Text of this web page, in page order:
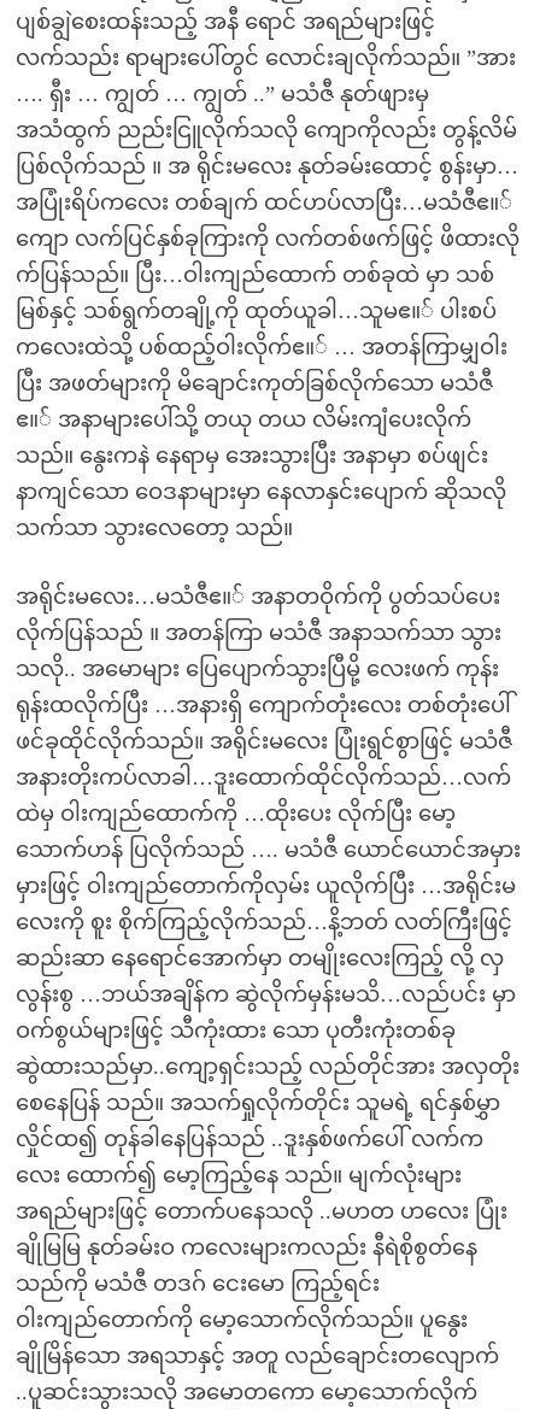
ပျစ်ချွဲစေးထန်းသည့် အနီ ရောင် အရည်များဖြင့်
လက်သည်း ရာများပေါ်တွင် လောင်းချလိုက်သည်။ ”အား
…. ရှီး … ကျွတ် … ကျွတ် ..” မသံဇီ နုတ်ဖျားမှ
အသံထွက် ညည်းငြူလိုက်သလို ကျောကိုလည်း တွန့်လိမ်
ပြစ်လိုက်သည် ။ အ ရိုင်းမလေး နုတ်ခမ်းထောင့် စွန်းမှာ…
အပြုံးရိပ်ကလေး တစ်ချက် ထင်ဟပ်လာပြီး…မသံဇီဧ။်
ကျော လက်ပြင်နှစ်ခုကြားကို လက်တစ်ဖက်ဖြင့် ဖိထားလို
က်ပြန်သည်။ ပြီး…ဝါးကျည်ထောက် တစ်ခုထဲ မှာ သစ်
မြစ်နှင့် သစ်ရွက်တချို့ကို ထုတ်ယူခါ…သူမဧ။် ပါးစပ်
ကလေးထဲသို့ ပစ်ထည့်ဝါးလိုက်ဧ။် … အတန်ကြာမျှဝါး
ပြီး အဖတ်များကို မိချောင်းကုတ်ခြစ်လိုက်သော မသံဇီ
ဧ။် အနာများပေါ်သို့ တယု တယ လိမ်းကျံပေးလိုက်
သည်။ နွေးကနဲ နေရာမှ အေးသွားပြီး အနာမှာ စပ်ဖျင်း
နာကျင်သော ဝေဒနာများမှာ နေလာနှင်းပျောက် ဆိုသလို
သက်သာ သွားလေတော့ သည်။
အရိုင်းမလေး…မသံဇီဧ။် အနာတဝိုက်ကို ပွတ်သပ်ပေး
လိုက်ပြန်သည် ။ အတန်ကြာ မသံဇီ အနာသက်သာ သွား
သလို.. အမောများ ပြေပျောက်သွားပြီမို့ လေးဖက် ကုန်း
ရုန်းထလိုက်ပြီး …အနားရှိ ကျောက်တုံးလေး တစ်တုံးပေါ်
ဖင်ခုထိုင်လိုက်သည်။ အရိုင်းမလေး ပြုံးရွင်စွာဖြင့် မသံဇီ
အနားတိုးကပ်လာခါ…ဒူးထောက်ထိုင်လိုက်သည်…လက်
ထဲမှ ဝါးကျည်ထောက်ကို …ထိုးပေး လိုက်ပြီး မော့
သောက်ဟန် ပြလိုက်သည် …. မသံဇီ ယောင်ယောင်အမှား
မှားဖြင့် ဝါးကျည်တောက်ကိုလှမ်း ယူလိုက်ပြီး …အရိုင်းမ
လေးကို စူး စိုက်ကြည့်လိုက်သည်…နိ့ဘတ် လတ်ကြီးဖြင့်
ဆည်းဆာ နေရောင်အောက်မှာ တမျိုးလေးကြည့် လို့ လှ
လွန်းစွ …ဘယ်အချိန်က ဆွဲလိုက်မှန်းမသိ…လည်ပင်း မှာ
ဝက်စွယ်များဖြင့် သီကုံးထား သော ပုတီးကုံးတစ်ခု
ဆွဲထားသည်မှာ..ကျော့ရှင်းသည့် လည်တိုင်အား အလှတိုး
စေနေပြန် သည်။ အသက်ရှုလိုက်တိုင်း သူမရဲ့ ရင်နှစ်မွှာ
လှိုင်ထ၍ တုန်ခါနေပြန်သည် ..ဒူးနှစ်ဖက်ပေါ် လက်က
လေး ထောက်၍ မော့ကြည့်နေ သည်။ မျက်လုံးများ
အရည်များဖြင့် တောက်ပနေသလို ..မဟတ ဟလေး ပြုံး
ချိုမြမြ နုတ်ခမ်းဝ ကလေးများကလည်း နီရဲစိုစွတ်နေ
သည်ကို မသံဇီ တဒဂ် ငေးမော ကြည့်ရင်း
ဝါးကျည်တောက်ကို မော့သောက်လိုက်သည်။ ပူနွေး
ချိုမြိန်သော အရသာနှင့် အတူ လည်ချောင်းတလျောက်
..ပူဆင်းသွားသလို အမောတကော မော့သောက်လိုက်